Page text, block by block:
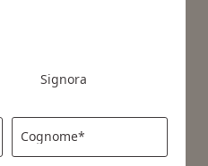
Signora
Cognome*